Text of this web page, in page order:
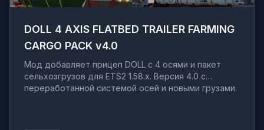
DOLL 4 AXIS FLATBED TRAILER FARMING
CARGO PACK v4.0
Мод добавляет прицеп DOLL с 4 осями и пакет
сельхозгрузов для ETS2 1.58.x. Версия 4.0 с
переработанной системой осей и новыми грузами.